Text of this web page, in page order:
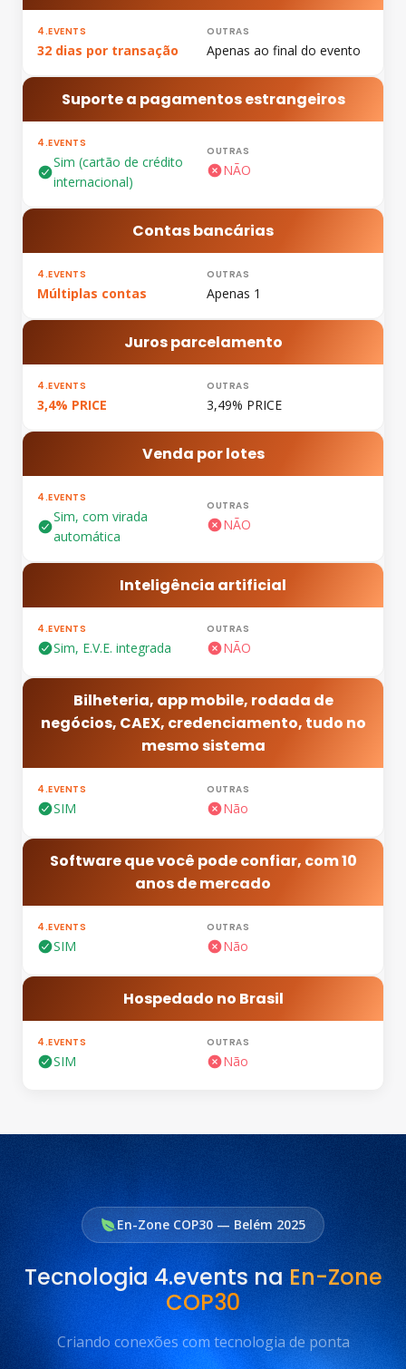
32 dias por transação Apenas ao final do evento
Suporte a pagamentos estrangeiros
Sim (cartão de crédito
internacional)
NÃO
Contas bancárias
Múltiplas contas Apenas 1
Juros parcelamento
3,4% PRICE 3,49% PRICE
Venda por lotes
Sim, com virada
automática
NÃO
Inteligência artificial
Sim, E.V.E. integrada NÃO
Bilheteria, app mobile, rodada de
negócios, CAEX, credenciamento, tudo no
mesmo sistema
SIM Não
Software que você pode confiar, com 10
anos de mercado
SIM Não
Hospedado no Brasil
SIM Não
En-Zone COP30 — Belém 2025
Tecnologia 4.events na En-Zone
COP30
Criando conexões com tecnologia de ponta